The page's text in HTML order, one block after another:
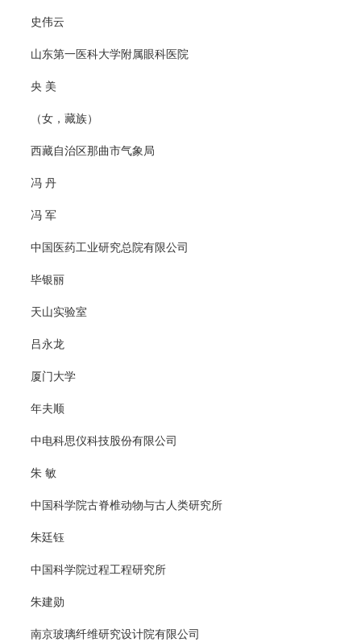
史伟云
山东第一医科大学附属眼科医院
央 美
（女，藏族）
西藏自治区那曲市气象局
冯 丹
冯 军
中国医药工业研究总院有限公司
毕银丽
天山实验室
吕永龙
厦门大学
年夫顺
中电科思仪科技股份有限公司
朱 敏
中国科学院古脊椎动物与古人类研究所
朱廷钰
中国科学院过程工程研究所
朱建勋
南京玻璃纤维研究设计院有限公司